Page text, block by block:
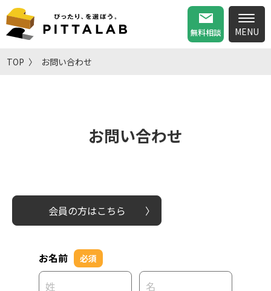
無料相談
TOP お問い合わせ
お問い合わせ
会員の方はこちら
お名前 必須